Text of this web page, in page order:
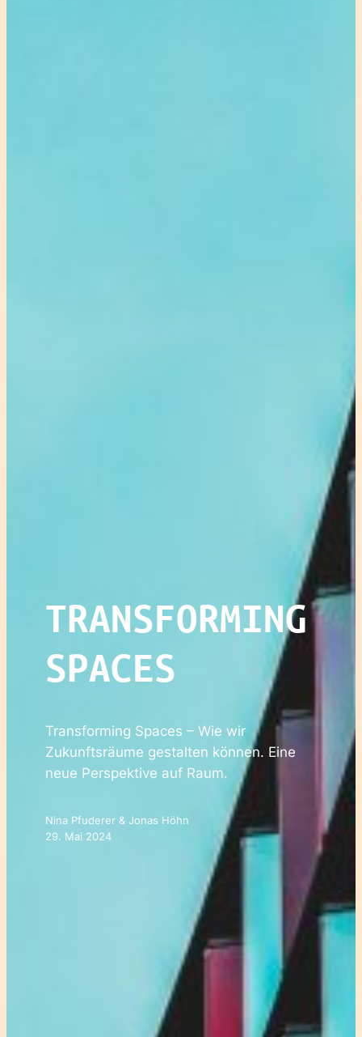
TRANSFORMING
SPACES
Transforming Spaces – Wie wir
Zukunftsräume gestalten können. Eine
neue Perspektive auf Raum.
Nina Pfuderer & Jonas Höhn
29. Mai 2024